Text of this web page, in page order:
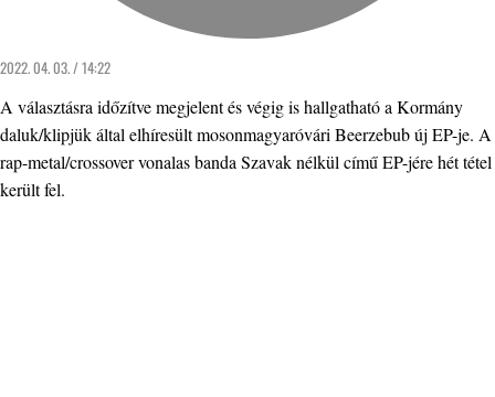
2022. 04. 03. / 14:22
A választásra időzítve megjelent és végig is hallgatható a Kormány
daluk/klipjük által elhíresült mosonmagyaróvári Beerzebub új EP-je. A
rap-metal/crossover vonalas banda Szavak nélkül című EP-jére hét tétel
került fel.